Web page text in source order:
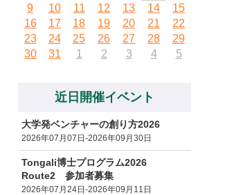
9
10 11 12 13 14
15
16
17 18 19 20 21
22
23
24 25 26 27 28
29
30
31 1 2 3 4 5
近日開催イベント
大学発ベンチャーの創り方2026
2026年07月07日-2026年09月30日
Tongali博士プログラム2026
Route2 参加者募集
2026年07月24日-2026年09月11日